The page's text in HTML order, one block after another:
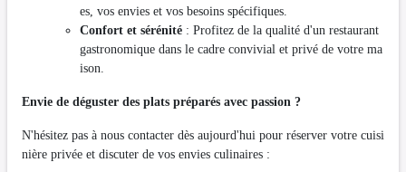
es, vos envies et vos besoins spécifiques.
Confort et sérénité : Profitez de la qualité d'un restaurant
gastronomique dans le cadre convivial et privé de votre ma
ison.
Envie de déguster des plats préparés avec passion ?
N'hésitez pas à nous contacter dès aujourd'hui pour réserver votre cuisi
nière privée et discuter de vos envies culinaires :